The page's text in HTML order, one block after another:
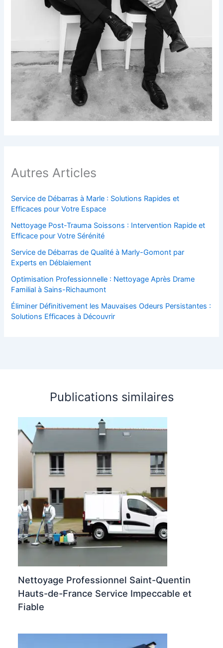
Autres Articles
Service de Débarras à Marle : Solutions Rapides et
Efficaces pour Votre Espace
Nettoyage Post-Trauma Soissons : Intervention Rapide et
Efficace pour Votre Sérénité
Service de Débarras de Qualité à Marly-Gomont par
Experts en Déblaiement
Optimisation Professionnelle : Nettoyage Après Drame
Familial à Sains-Richaumont
Éliminer Définitivement les Mauvaises Odeurs Persistantes :
Solutions Efficaces à Découvrir
Publications similaires
Nettoyage Professionnel Saint-Quentin
Hauts-de-France Service Impeccable et
Fiable